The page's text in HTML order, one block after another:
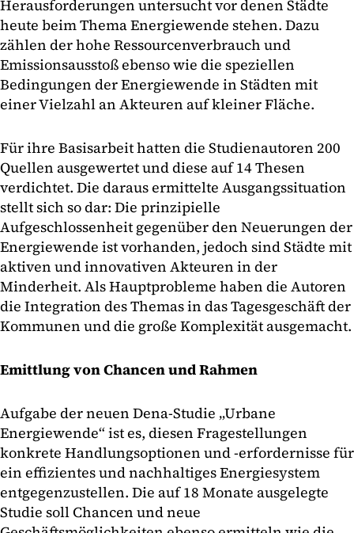
Herausforderungen untersucht vor denen Städte
heute beim Thema Energiewende stehen. Dazu
zählen der hohe Ressourcenverbrauch und
Emissionsausstoß ebenso wie die speziellen
Bedingungen der Energiewende in Städten mit
einer Vielzahl an Akteuren auf kleiner Fläche.
Für ihre Basisarbeit hatten die Studienautoren 200
Quellen ausgewertet und diese auf 14 Thesen
verdichtet. Die daraus ermittelte Ausgangssituation
stellt sich so dar: Die prinzipielle
Aufgeschlossenheit gegenüber den Neuerungen der
Energiewende ist vorhanden, jedoch sind Städte mit
aktiven und innovativen Akteuren in der
Minderheit. Als Hauptprobleme haben die Autoren
die Integration des Themas in das Tagesgeschäft der
Kommunen und die große Komplexität ausgemacht.
Emittlung von Chancen und Rahmen
Aufgabe der neuen Dena-Studie „Urbane
Energiewende“ ist es, diesen Fragestellungen
konkrete Handlungsoptionen und -erfordernisse für
ein effizientes und nachhaltiges Energiesystem
entgegenzustellen. Die auf 18 Monate ausgelegte
Studie soll Chancen und neue